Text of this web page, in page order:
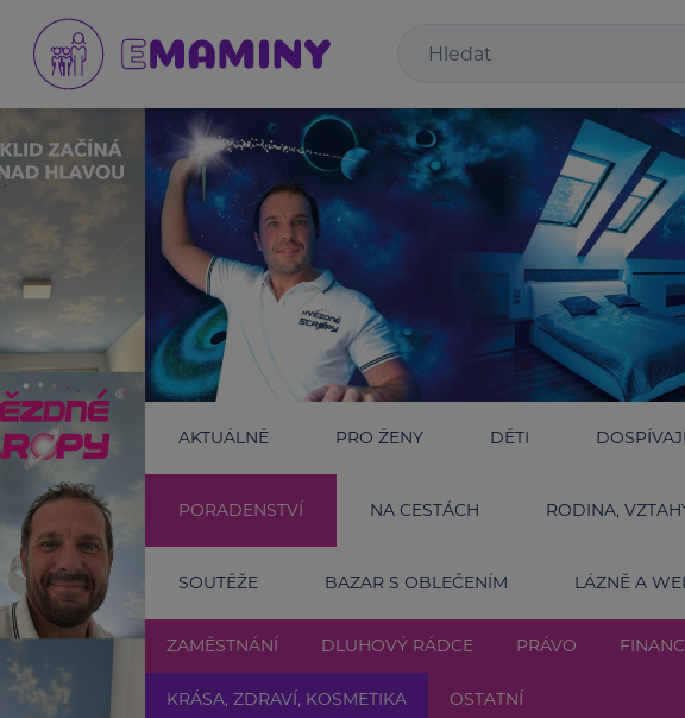
AKTUÁLNĚ PRO ŽENY DĚTI
PORADENSTVÍ NA CESTÁCH RODINA,
SOUTĚŽE BAZAR S OBLEČENÍM LÁZNĚ A
ZAMĚSTNÁNÍ DLUHOVÝ RÁDCE PRÁVO
KRÁSA, ZDRAVÍ, KOSMETIKA OSTATNÍ